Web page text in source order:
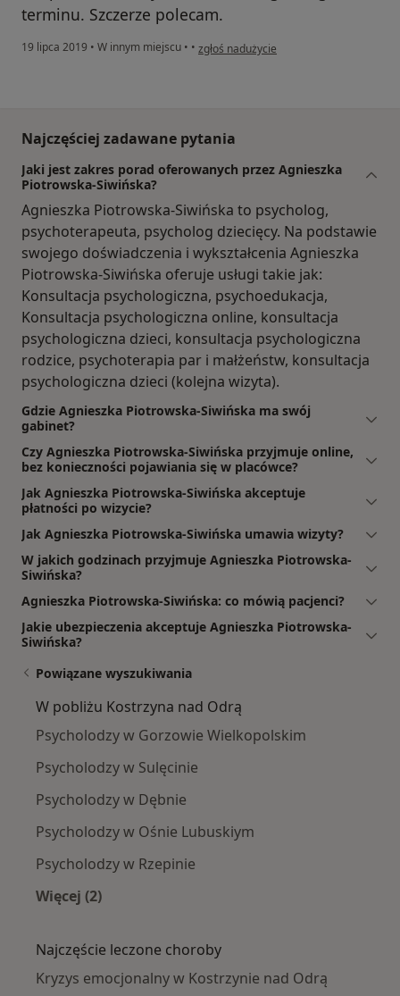
terminu. Szczerze polecam.
19 lipca 2019 • W innym miejscu • • w opinii użytkownika Beata
zgłoś nadużycie
Najczęściej zadawane pytania
Jaki jest zakres porad oferowanych przez Agnieszka
Piotrowska-Siwińska?
Agnieszka Piotrowska-Siwińska to psycholog,
psychoterapeuta, psycholog dziecięcy. Na podstawie
swojego doświadczenia i wykształcenia Agnieszka
Piotrowska-Siwińska oferuje usługi takie jak:
Konsultacja psychologiczna, psychoedukacja,
Konsultacja psychologiczna online, konsultacja
psychologiczna dzieci, konsultacja psychologiczna
rodzice, psychoterapia par i małżeństw, konsultacja
psychologiczna dzieci (kolejna wizyta).
Gdzie Agnieszka Piotrowska-Siwińska ma swój
gabinet?
Czy Agnieszka Piotrowska-Siwińska przyjmuje online,
bez konieczności pojawiania się w placówce?
Jak Agnieszka Piotrowska-Siwińska akceptuje
płatności po wizycie?
Jak Agnieszka Piotrowska-Siwińska umawia wizyty?
W jakich godzinach przyjmuje Agnieszka Piotrowska-
Siwińska?
Agnieszka Piotrowska-Siwińska: co mówią pacjenci?
Jakie ubezpieczenia akceptuje Agnieszka Piotrowska-
Siwińska?
Powiązane wyszukiwania
W pobliżu Kostrzyna nad Odrą
Psycholodzy w Gorzowie Wielkopolskim
Psycholodzy w Sulęcinie
Psycholodzy w Dębnie
Psycholodzy w Ośnie Lubuskiym
Psycholodzy w Rzepinie
Więcej (2)
Najczęście leczone choroby
Kryzys emocjonalny w Kostrzynie nad Odrą